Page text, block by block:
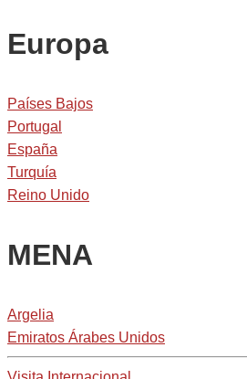
Europa
Países Bajos
Portugal
España
Turquía
Reino Unido
MENA
Argelia
Emiratos Árabes Unidos